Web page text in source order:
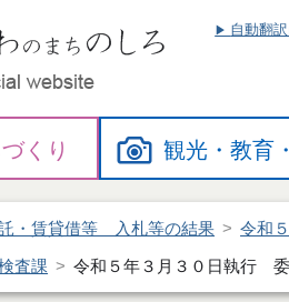
自動翻
くり 観光・教育
・賃貸借等 入札等の結果 令和
査課 令和５年３月３０日執行